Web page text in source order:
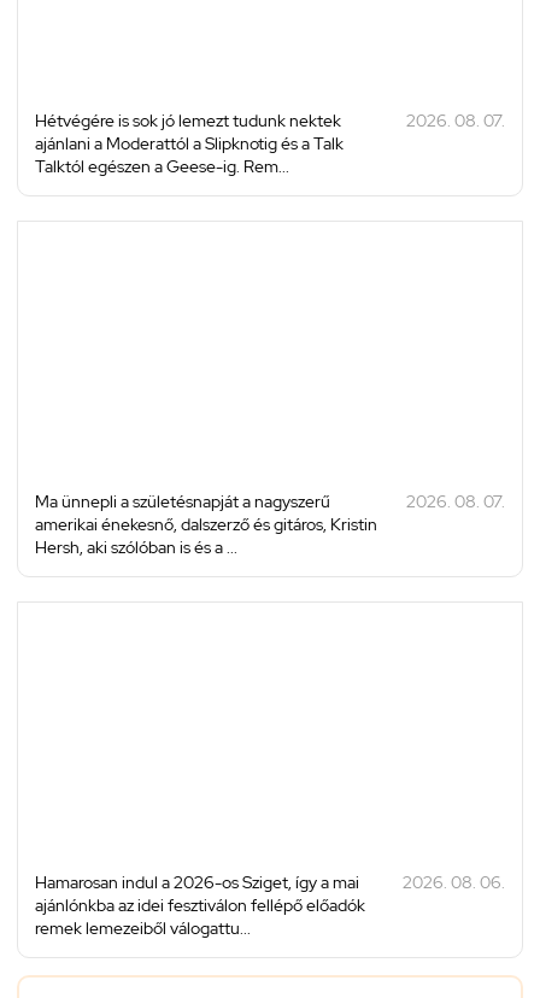
Hétvégére is sok jó lemezt tudunk nektek
ajánlani a Moderattól a Slipknotig és a Talk
Talktól egészen a Geese-ig. Rem...
2026. 08. 07.
Ma ünnepli a születésnapját a nagyszerű
amerikai énekesnő, dalszerző és gitáros, Kristin
Hersh, aki szólóban is és a ...
2026. 08. 07.
Hamarosan indul a 2026-os Sziget, így a mai
ajánlónkba az idei fesztiválon fellépő előadók
remek lemezeiből válogattu...
2026. 08. 06.